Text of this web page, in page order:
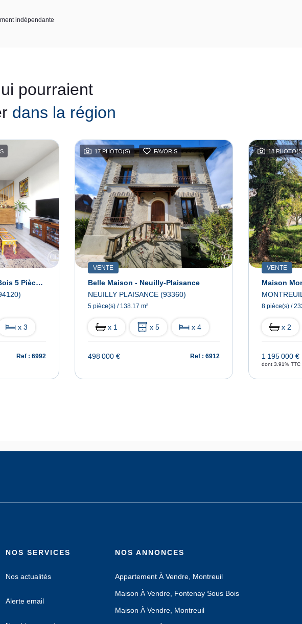
indépendante
pourraient
dans la région
Maison Fontenay Sous Bois 5 Pièce(s) 120 M2
x 3
Ref : 6992
17 PHOTO(S) FAVORIS
VENTE
Belle Maison - Neuilly-Plaisance
NEUILLY PLAISANCE (93360)
5 pièce(s) / 138.17 m²
x 1 x 5 x 4
498 000 € Ref : 6912
18
VENTE
8 pièce(s) /
x 2
1 195 000 €
dont 3.91% TTC
NOS SERVICES
Nos actualités
Alerte email
NOS ANNONCES
Appartement À Vendre, Montreuil
Maison À Vendre, Fontenay Sous Bois
Maison À Vendre, Montreuil